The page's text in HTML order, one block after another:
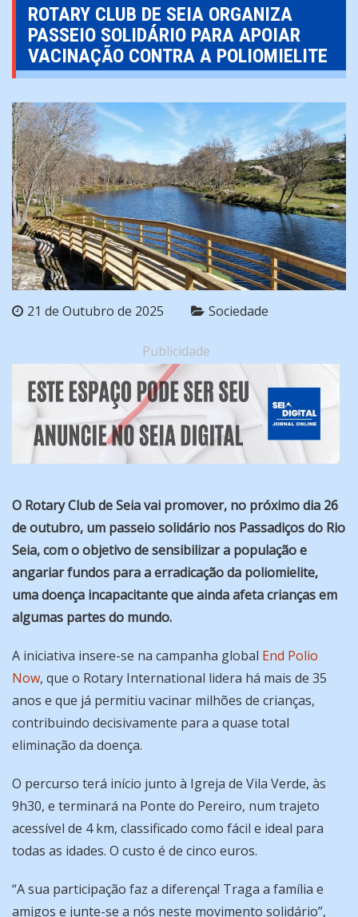
ROTARY CLUB DE SEIA ORGANIZA
PASSEIO SOLIDÁRIO PARA APOIAR
VACINAÇÃO CONTRA A POLIOMIELITE
21 de Outubro de 2025 Sociedade
Publicidade
O Rotary Club de Seia vai promover, no próximo dia 26
de outubro, um passeio solidário nos Passadiços do Rio
Seia, com o objetivo de sensibilizar a população e
angariar fundos para a erradicação da poliomielite,
uma doença incapacitante que ainda afeta crianças em
algumas partes do mundo.
A iniciativa insere-se na campanha global End Polio
Now, que o Rotary International lidera há mais de 35
anos e que já permitiu vacinar milhões de crianças,
contribuindo decisivamente para a quase total
eliminação da doença.
O percurso terá início junto à Igreja de Vila Verde, às
9h30, e terminará na Ponte do Pereiro, num trajeto
acessível de 4 km, classificado como fácil e ideal para
todas as idades. O custo é de cinco euros.
“A sua participação faz a diferença! Traga a família e
amigos e junte-se a nós neste movimento solidário”,